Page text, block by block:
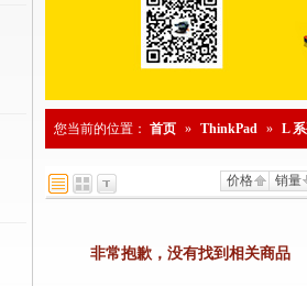
您当前的位置： 首页 » ThinkPad » L
价格 销量
非常抱歉，没有找到相关商品